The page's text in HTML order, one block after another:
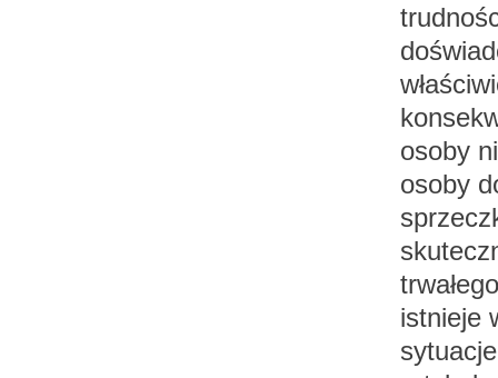
osoby
osoby
istnieje